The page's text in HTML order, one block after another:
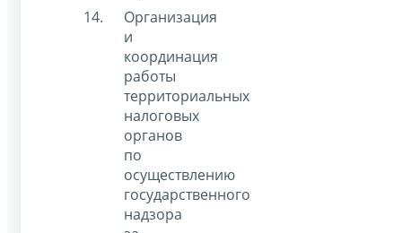
Организация
и
координация
работы
территориальных
налоговых
органов
по
осуществлению
государственного
надзора